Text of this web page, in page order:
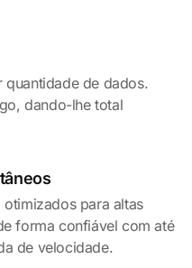
quantidade de dados.
dando-lhe total
para altas
forma confiável com até
de velocidade.